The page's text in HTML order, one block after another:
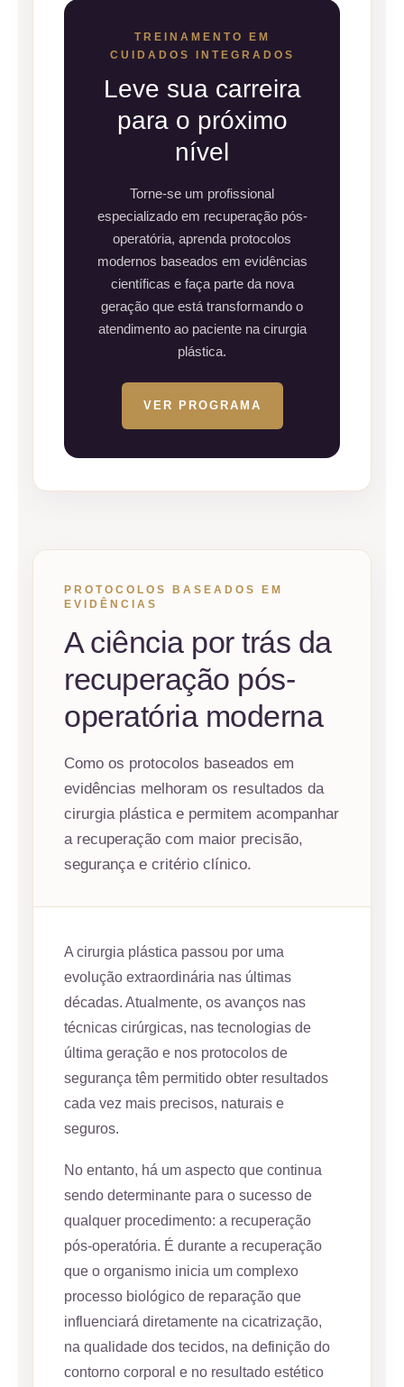
TREINAMENTO EM
CUIDADOS INTEGRADOS
Leve sua carreira
para o próximo
nível
Torne-se um profissional
especializado em recuperação pós-
operatória, aprenda protocolos
modernos baseados em evidências
científicas e faça parte da nova
geração que está transformando o
atendimento ao paciente na cirurgia
plástica.
VER PROGRAMA
PROTOCOLOS BASEADOS EM
EVIDÊNCIAS
A ciência por trás da
recuperação pós-
operatória moderna
Como os protocolos baseados em
evidências melhoram os resultados da
cirurgia plástica e permitem acompanhar
a recuperação com maior precisão,
segurança e critério clínico.
A cirurgia plástica passou por uma
evolução extraordinária nas últimas
décadas. Atualmente, os avanços nas
técnicas cirúrgicas, nas tecnologias de
última geração e nos protocolos de
segurança têm permitido obter resultados
cada vez mais precisos, naturais e
seguros.
No entanto, há um aspecto que continua
sendo determinante para o sucesso de
qualquer procedimento: a recuperação
pós-operatória. É durante a recuperação
que o organismo inicia um complexo
processo biológico de reparação que
influenciará diretamente na cicatrização,
na qualidade dos tecidos, na definição do
contorno corporal e no resultado estético